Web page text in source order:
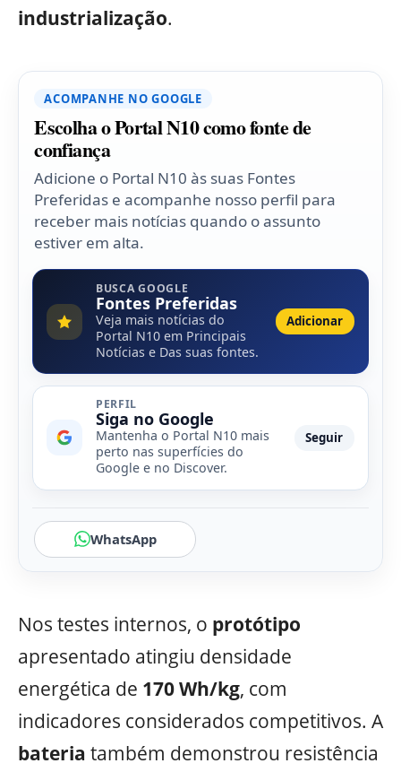
industrialização.
ACOMPANHE NO GOOGLE
Escolha o Portal N10 como fonte de
confiança
Adicione o Portal N10 às suas Fontes
Preferidas e acompanhe nosso perfil para
receber mais notícias quando o assunto
estiver em alta.
BUSCA GOOGLE
Fontes Preferidas
Veja mais notícias do
Portal N10 em Principais
Notícias e Das suas fontes.
Adicionar
PERFIL
Siga no Google
Mantenha o Portal N10 mais
perto nas superfícies do
Google e no Discover.
Seguir
WhatsApp
Nos testes internos, o protótipo
apresentado atingiu densidade
energética de 170 Wh/kg, com
indicadores considerados competitivos. A
bateria também demonstrou resistência